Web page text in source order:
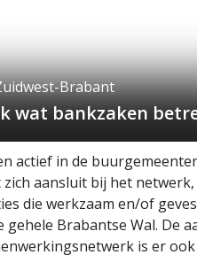
Brabant
wat bankzaken
actief in de
aansluit bij het
die werkzaam en/of
gehele Brabantse Wal. De
is er